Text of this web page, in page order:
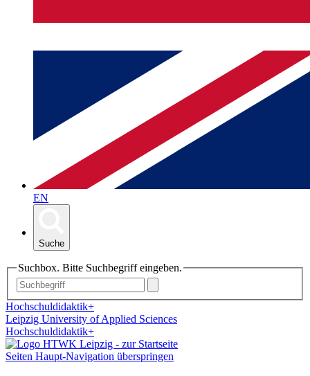
EN
Suche
Suchbox. Bitte Suchbegriff eingeben.
Hochschuldidaktik+
Leipzig University of Applied Sciences
Hochschuldidaktik+
Seiten Haupt-Navigation überspringen